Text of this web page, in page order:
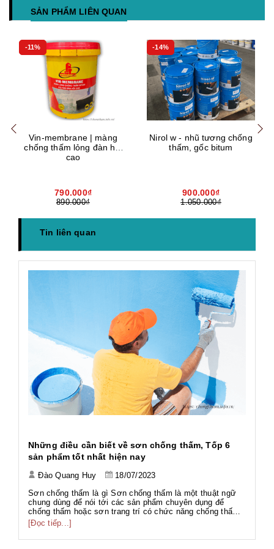
SẢN PHẨM LIÊN QUAN
-11%
Vin-membrane | màng
chống thấm lỏng đàn hồi
cao
790.000₫
890.000₫
-14%
Nirol w - nhũ tương chống
thấm, gốc bitum
900.000₫
1.050.000₫
Mua hàng
Tin liên quan
Những điều cần biết về sơn chống thấm, Tốp 6
sản phẩm tốt nhất hiện nay
Đào Quang Huy
18/07/2023
Sơn chống thấm là gì Sơn chống thấm là một thuật ngữ
chung dùng để nói tới các sản phẩm chuyên dụng để
chống thấm hoặc sơn trang trí có chức năng chống thấm.
Với thành phần đa dạng như gốc PU, gốc Acrylic, gốc Xi
măng... phục vụ nhiều hạng mục công trình với nhiều mục
đích khác nhau. Sơn chố...
[Đọc tiếp...]